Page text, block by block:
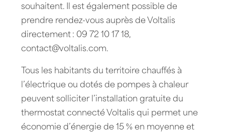
souhaitent. Il est également possible de
prendre rendez-vous auprès de Voltalis
directement : 09 72 10 17 18,
contact@voltalis.com.
Tous les habitants du territoire chauffés à
l’électrique ou dotés de pompes à chaleur
peuvent solliciter l’installation gratuite du
thermostat connecté Voltalis qui permet une
économie d’énergie de 15 % en moyenne et